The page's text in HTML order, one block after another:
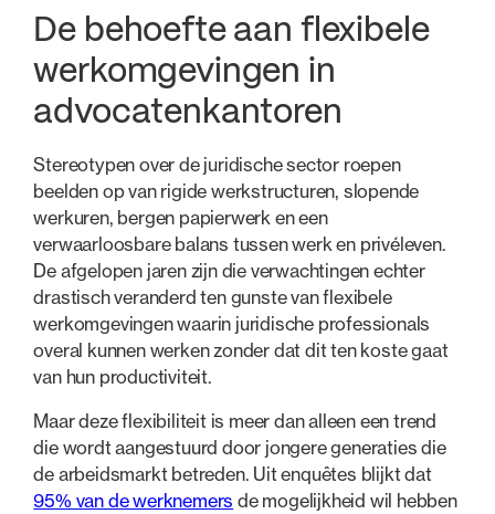
De behoefte aan flexibele
werkomgevingen in
advocatenkantoren
Stereotypen over de juridische sector roepen
beelden op van rigide werkstructuren, slopende
werkuren, bergen papierwerk en een
verwaarloosbare balans tussen werk en privéleven.
De afgelopen jaren zijn die verwachtingen echter
drastisch veranderd ten gunste van flexibele
werkomgevingen waarin juridische professionals
overal kunnen werken zonder dat dit ten koste gaat
van hun productiviteit.
Maar deze flexibiliteit is meer dan alleen een trend
die wordt aangestuurd door jongere generaties die
de arbeidsmarkt betreden. Uit enquêtes blijkt dat
95% van de werknemers de mogelijkheid wil hebben